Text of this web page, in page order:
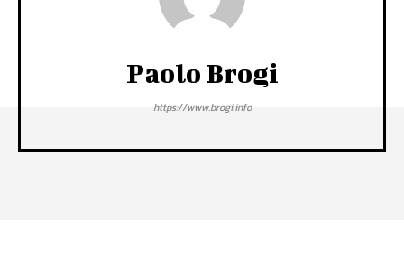
Paolo Brogi
https://www.brogi.info